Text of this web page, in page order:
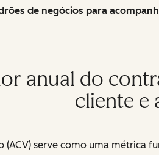
de negócios para
anual do
cliente e
(ACV) serve como uma métrica